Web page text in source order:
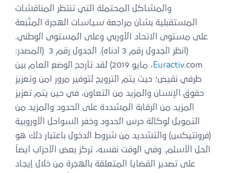
والمشاكل المحتملة التي تنتظر المناقشات
المستقبلية بشأن مراجعة سياسات الهجرة المتّبَعة
على مستوى الاتحاد الأوربي وعلى المستوى الوطني.
(انظر الجدول رقم 3 أدناه). الجدول رقم 3
(المصدر:
Euractiv
.com، مايو 2019) لقد تأرجح الوضع العام بين
طرفي نقيض؛ حيث يتم الترويج لتوفير مرور آمن وتعزيز
حقوق الإنسان والمزيد من التعاون، في حين يتم تعزيز
المزيد من الرقابة المشددة على الحدود والمزيد من
التمويل لوكالة حرس الحدود وخفر السواحل الأوروبية
(فرونتيكس) والتشديد من شروط الدخول باعتبار ذلك هو
الحل الأسلم. وفي الوقت نفسه، تركز بعض الأحزاب أيضاً
على تصدير القضايا المتعلقة بالهجرة من خلال إيجاد